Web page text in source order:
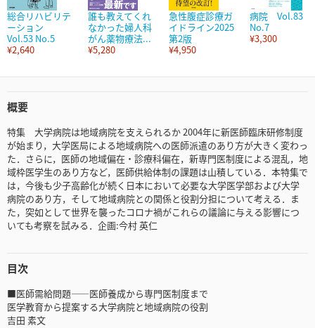
総合リハビリテ
ーション
Vol.53 No.5
¥2,640
誰も教えてくれ
なかった婦人科
がん薬物療法...
¥5,280
急性腹症診療ガ
イドライン2025
第2版
¥4,950
病院 Vol.83
No.7
¥3,300
概要
特集 大学病院は地域病院を支えられるか 2004年に新医師臨床研修制度
が始まり，大学医局による地域病院への医師派遣のあり方が大きく変わっ
た．さらに，医師の地域偏在・診療科偏在，新専門医制度による混乱，地
域枠医学生のあり方など，医師供給体制の課題は山積している．本特集で
は，今後も少子高齢化が続く日本において必要な大学医学部および大学
病院のあり方，そして地域病院との関係と役割分担について考える．ま
た，突如として世界を襲ったコロナ禍がこれらの議論に与える影響につ
いても考察を試みる．企画:今村 英仁
目次
■医師需給問題――医師養成から専門医制度まで
医学教育から提案する大学病院と地域病院の役割
吉田 素文